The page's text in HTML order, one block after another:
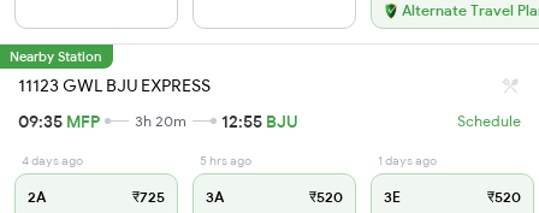
Alternate Travel
Nearby Station
11123 GWL BJU EXPRESS
09:35 MFP 3h 20m 12:55 BJU Schedule
4 days ago
2A ₹725
5 hrs ago
3A ₹520
1 days ago
3E ₹520